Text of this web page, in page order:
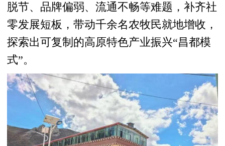
脱节、品牌偏弱、流通不畅等难题，补齐社
零发展短板，带动千余名农牧民就地增收，
探索出可复制的高原特色产业振兴“昌都模
式”。